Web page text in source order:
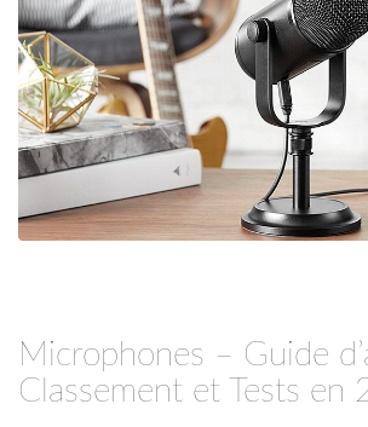
Microphones – Guide
Classement et Tests en